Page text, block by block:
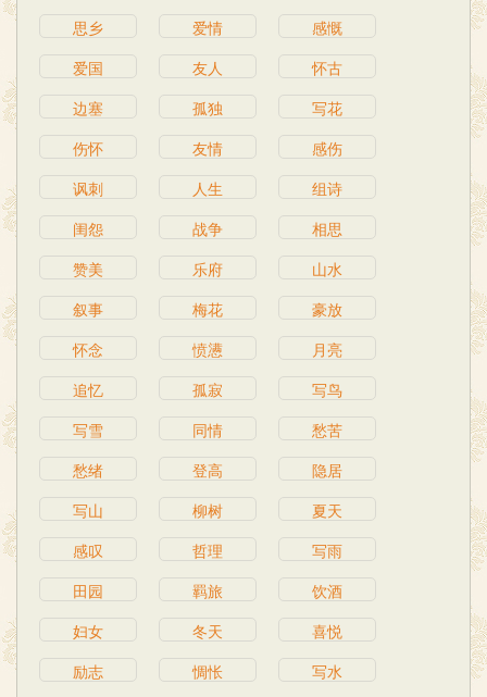
思乡 爱情
感慨
爱国
友人
怀古
边塞
孤独
写花
伤怀
友情
感伤
讽刺
人生
组诗
闺怨
战争
相思
赞美
乐府
山水
叙事
梅花
豪放
怀念
愤懑
月亮
追忆
孤寂
写鸟
写雪
同情
愁苦
愁绪
登高
隐居
写山
柳树
夏天
感叹
哲理
写雨
田园
羁旅
饮酒
妇女
冬天
喜悦
励志
惆怅
写水